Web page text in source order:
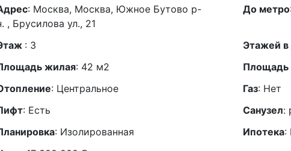
: Москва, Москва, Южное Бутово р-
, Брусилова ул., 21
До метро
: 3 Этажей
жилая: 42 м2 Площадь
: Центральное Газ: Нет
: Есть Санузел:
: Изолированная Ипотека: